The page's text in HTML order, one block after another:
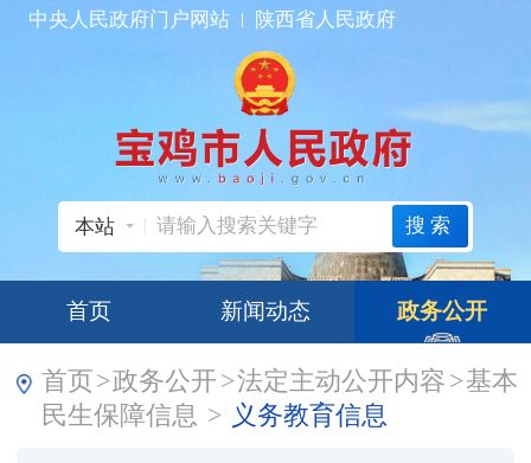
中央人民政府门户网站 陕西省人民政府
本站 搜索
首页 新闻动态 政务公开
首页>政务公开 >法定主动公开内容 >基本
民生保障信息 > 义务教育信息